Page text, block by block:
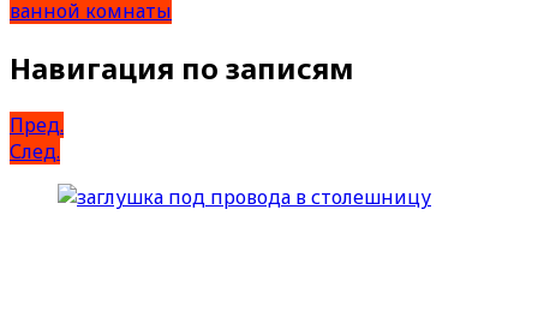
ванной комнаты
Навигация по записям
Пред.
След.